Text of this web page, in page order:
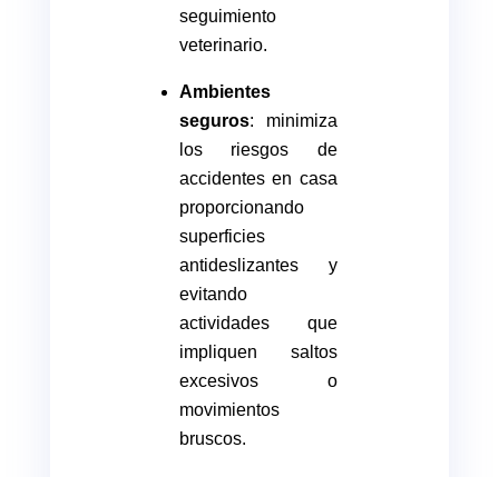
seguimiento
veterinario.
Ambientes
seguros: minimiza
los riesgos de
accidentes en casa
proporcionando
superficies
antideslizantes y
evitando
actividades que
impliquen saltos
excesivos o
movimientos
bruscos.